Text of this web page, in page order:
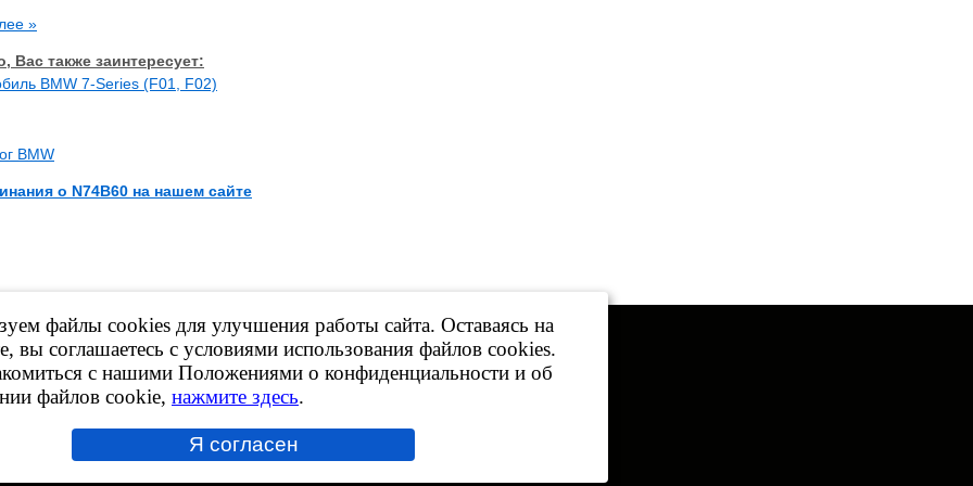
»
Вас также заинтересует:
BMW 7-Series (F01, F02)
BMW
о N74B60 на нашем сайте
сайта, ссылка на ресурс обязательна!
принадлежат их владельцам.
характер и ни при каких условиях не является публичной офертой.
на сайте карточках товаров - обращайтесь к менеджерам компаний, по телефонам
данных
файлы cookies для улучшения работы сайта. Оставаясь на
вы соглашаетесь с условиями использования файлов cookies.
с нашими Положениями о конфиденциальности и об
файлов cookie, нажмите здесь.
Я согласен